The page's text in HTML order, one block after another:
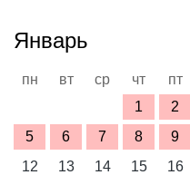
Январь
пн вт ср чт пт
1
2
5
6 7 8 9
12
13 14 15 16